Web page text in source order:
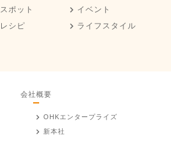
スポット
イベント
レシピ
ライフスタイル
会社概要
OHKエンタープライズ
新本社